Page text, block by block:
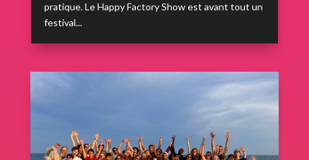
pratique. Le Happy Factory Show est avant tout un
festival...